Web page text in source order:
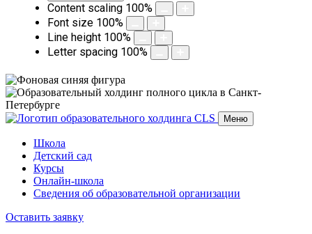
Content scaling 100%
Font size 100%
Line height 100%
Letter spacing 100%
Меню
Школа
Детский сад
Курсы
Онлайн-школа
Сведения об образовательной организации
Оставить заявку